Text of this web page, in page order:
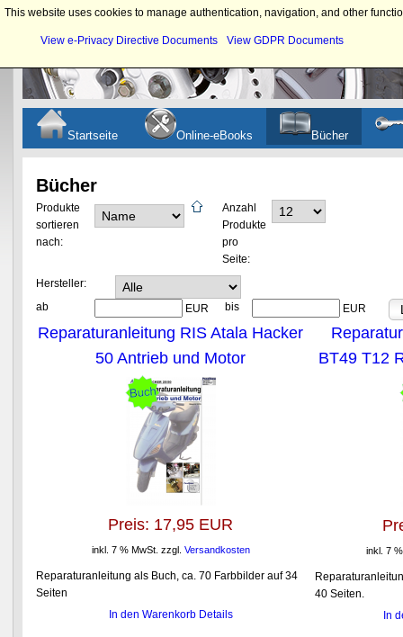
Startseite Online-eBooks Bücher
Bücher
Produkte
sortieren
nach:
Anzahl
Produkte
pro
Seite:
Hersteller:
ab
EUR bis EUR
Reparaturanleitung RIS Atala Hacker
50 Antrieb und Motor
Preis: 17,95 EUR
inkl. 7 % MwSt. zzgl. Versandkosten
Reparaturanleitung als Buch, ca. 70 Farbbilder auf 34
Seiten
In den Warenkorb Details
BT49 T12
inkl. 7
40 Seiten.
In
This website uses cookies to manage authentication, navigation, and other
View e-Privacy Directive Documents View GDPR Documents